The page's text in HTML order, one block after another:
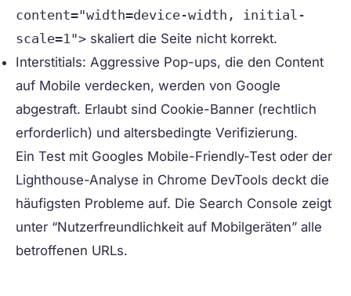
content="width=device-width, initial-
scale=1"> skaliert die Seite nicht korrekt.
Interstitials: Aggressive Pop-ups, die den Content
auf Mobile verdecken, werden von Google
abgestraft. Erlaubt sind Cookie-Banner (rechtlich
erforderlich) und altersbedingte Verifizierung.
Ein Test mit Googles Mobile-Friendly-Test oder der
Lighthouse-Analyse in Chrome DevTools deckt die
häufigsten Probleme auf. Die Search Console zeigt
unter “Nutzerfreundlichkeit auf Mobilgeräten” alle
betroffenen URLs.